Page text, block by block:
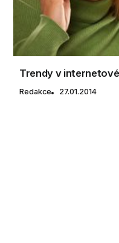
Trendy v
Redakce 27.01.2014